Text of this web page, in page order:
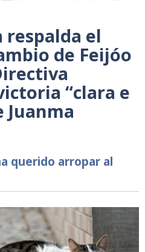
respalda el
de Feijóo
“clara e
Juanma
querido arropar al